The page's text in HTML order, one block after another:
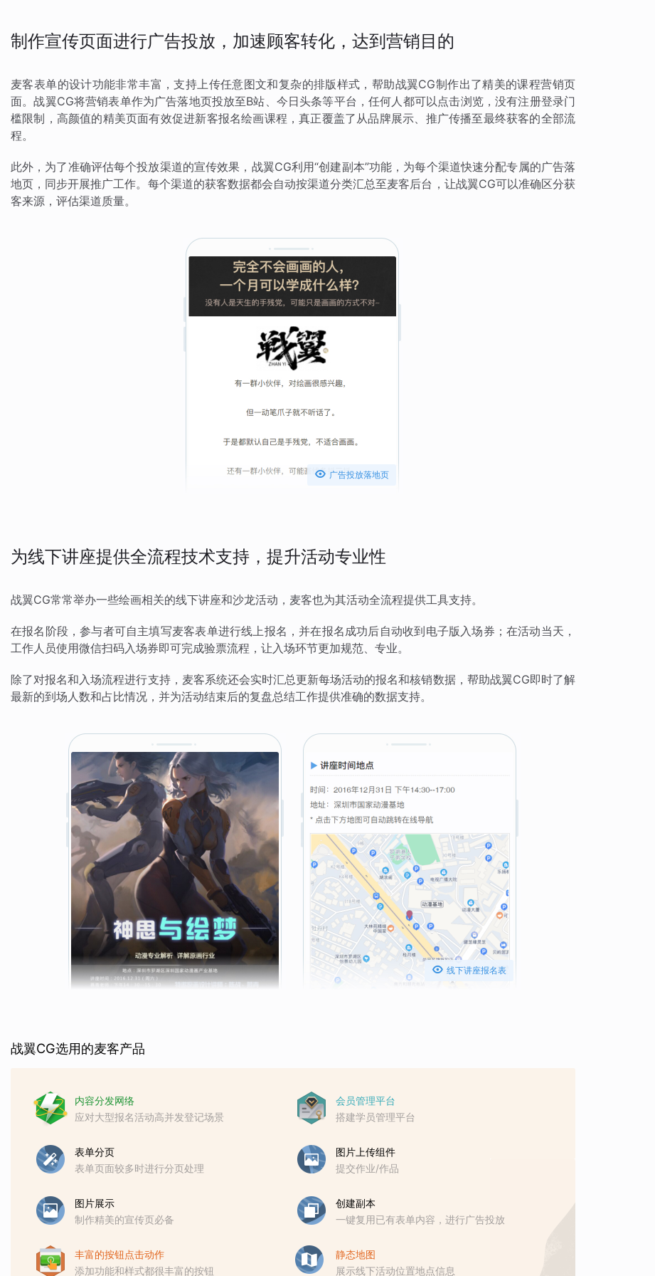
制作宣传页面进行广告投放，加速顾客转化，达到营销目的
麦客表单的设计功能非常丰富，支持上传任意图文和复杂的排版样式，帮助战翼CG制作出了精美的课程营销页
面。战翼CG将营销表单作为广告落地页投放至B站、今日头条等平台，任何人都可以点击浏览，没有注册登录门
槛限制，高颜值的精美页面有效促进新客报名绘画课程，真正覆盖了从品牌展示、推广传播至最终获客的全部流
程。
此外，为了准确评估每个投放渠道的宣传效果，战翼CG利用“创建副本”功能，为每个渠道快速分配专属的广告落
地页，同步开展推广工作。每个渠道的获客数据都会自动按渠道分类汇总至麦客后台，让战翼CG可以准确区分获
客来源，评估渠道质量。
 广告投放落地页
为线下讲座提供全流程技术支持，提升活动专业性
战翼CG常常举办一些绘画相关的线下讲座和沙龙活动，麦客也为其活动全流程提供工具支持。
在报名阶段，参与者可自主填写麦客表单进行线上报名，并在报名成功后自动收到电子版入场券；在活动当天，
工作人员使用微信扫码入场券即可完成验票流程，让入场环节更加规范、专业。
除了对报名和入场流程进行支持，麦客系统还会实时汇总更新每场活动的报名和核销数据，帮助战翼CG即时了解
最新的到场人数和占比情况，并为活动结束后的复盘总结工作提供准确的数据支持。
 线下讲座报名表
战翼CG选用的麦客产品
内容分发网络
应对大型报名活动高并发登记场景
会员管理平台
搭建学员管理平台
表单分页
表单页面较多时进行分页处理
图片上传组件
提交作业/作品
图片展示
制作精美的宣传页必备
创建副本
一键复用已有表单内容，进行广告投放
丰富的按钮点击动作
添加功能和样式都很丰富的按钮
静态地图
展示线下活动位置地点信息